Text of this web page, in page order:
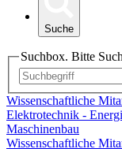
Suche
Suchbox. Bitte
Wissenschaftliche
Elektrotechnik -
Maschinenbau
Wissenschaftliche